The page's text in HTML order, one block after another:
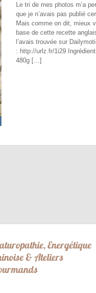
Le tri de mes photos m’a
que je n’avais pas publié
Mais comme on dit, mieux
base de cette recette
l’avais trouvée sur
: http://urlz.fr/1i29
480g […]
Energétique
& Ateliers